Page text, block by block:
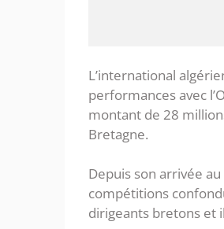
L’international
performances avec
montant de 28
Bretagne.
Depuis son arrivée
compétitions
dirigeants bretons et